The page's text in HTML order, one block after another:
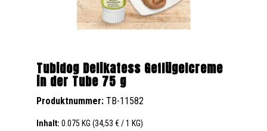
Tubidog Delikatess Geflügelcreme
in der Tube 75 g
Produktnummer: TB-11582
Inhalt: 0.075 KG (34,53 € / 1 KG)